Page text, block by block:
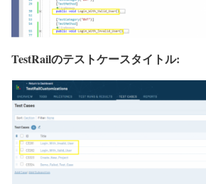
TestRailのテストケースタイトル: